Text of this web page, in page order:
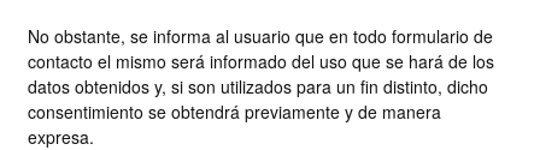
No obstante, se informa al usuario que en todo formulario de
contacto el mismo será informado del uso que se hará de los
datos obtenidos y, si son utilizados para un fin distinto, dicho
consentimiento se obtendrá previamente y de manera
expresa.